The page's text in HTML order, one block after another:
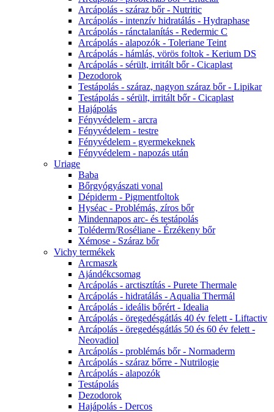
Arcápolás - száraz bőr - Nutritic
Arcápolás - intenzív hidratálás - Hydraphase
Arcápolás - ránctalanítás - Redermic C
Arcápolás - alapozók - Toleriane Teint
Arcápolás - hámlás, vörös foltok - Kerium DS
Arcápolás - sérült, irritált bőr - Cicaplast
Dezodorok
Testápolás - száraz, nagyon száraz bőr - Lipikar
Testápolás - sérült, irritált bőr - Cicaplast
Hajápolás
Fényvédelem - arcra
Fényvédelem - testre
Fényvédelem - gyermekeknek
Fényvédelem - napozás után
Uriage
Baba
Bőrgyógyászati vonal
Dépiderm - Pigmentfoltok
Hyséac - Problémás, zíros bőr
Mindennapos arc- és testápolás
Toléderm/Roséliane - Érzékeny bőr
Xémose - Száraz bőr
Vichy termékek
Arcmaszk
Ajándékcsomag
Arcápolás - arctisztítás - Purete Thermale
Arcápolás - hidratálás - Aqualia Thermál
Arcápolás - ideális bőrért - Idealia
Arcápolás - öregedésgátlás 40 év felett - Liftactiv
Arcápolás - öregedésgátlás 50 és 60 év felett -
Neovadiol
Arcápolás - problémás bőr - Normaderm
Arcápolás - száraz bőrre - Nutrilogie
Arcápolás - alapozók
Testápolás
Dezodorok
Hajápolás - Dercos